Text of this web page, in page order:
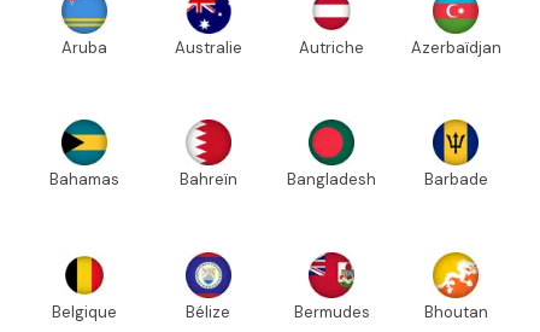
Aruba Australie Autriche Azerbaïdjan
Bahamas Bahreïn Bangladesh Barbade
Belgique Bélize Bermudes Bhoutan